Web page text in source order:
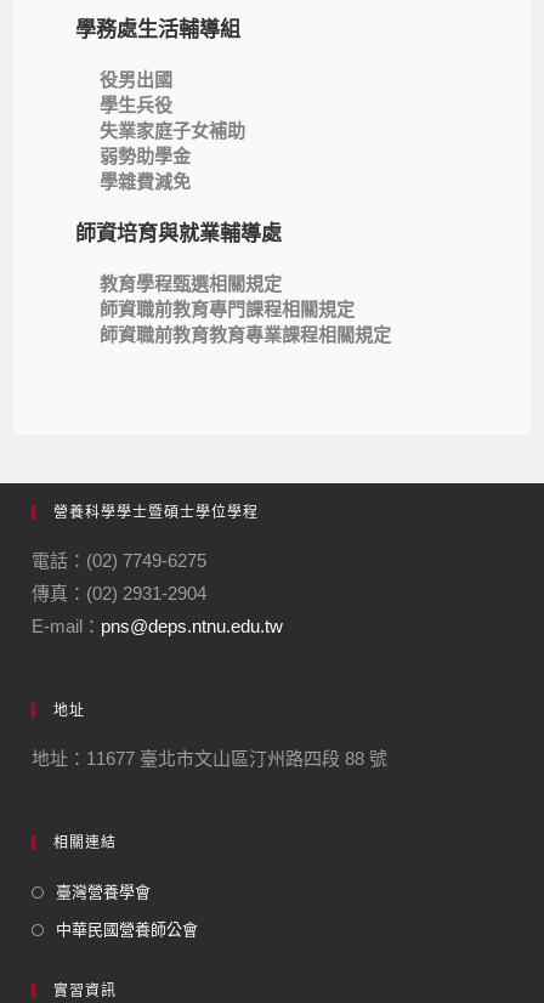
學務處生活輔導組
役男出國
學生兵役
失業家庭子女補助
弱勢助學金
學雜費減免
師資培育與就業輔導處
教育學程甄選相關規定
師資職前教育專門課程相關規定
師資職前教育教育專業課程相關規定
營養科學學士暨碩士學位學程
電話：(02) 7749-6275
傳真：(02) 2931-2904
E-mail： pns@deps.ntnu.edu.tw
地址
地址：11677 臺北市文山區汀州路四段 88 號
相關連結
臺灣營養學會
中華民國營養師公會
實習資訊